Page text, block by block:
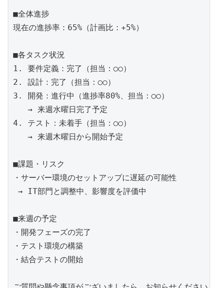
■全体進捗
現在の進捗率：65%（計画比：+5%）
■各タスク状況
1. 要件定義：完了（担当：○○）
2. 設計：完了（担当：○○）
3. 開発：進行中（進捗率80%、担当：○○）
   → 来週水曜日完了予定
4. テスト：未着手（担当：○○）
   → 来週木曜日から開始予定
■課題・リスク
・サーバー環境のセットアップに遅延の可能性
→ IT部門と調整中、影響度を評価中
■来週の予定
・開発フェーズの完了
・テスト環境の構築
・結合テストの開始